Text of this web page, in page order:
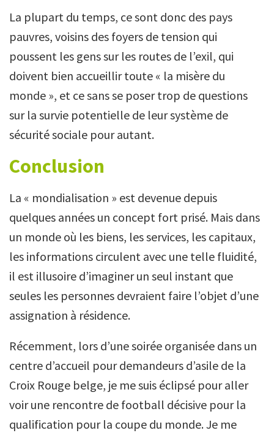
La plupart du temps, ce sont donc des pays
pauvres, voisins des foyers de tension qui
poussent les gens sur les routes de l’exil, qui
doivent bien accueillir toute « la misère du
monde », et ce sans se poser trop de questions
sur la survie potentielle de leur système de
sécurité sociale pour autant.
Conclusion
La « mondialisation » est devenue depuis
quelques années un concept fort prisé. Mais dans
un monde où les biens, les services, les capitaux,
les informations circulent avec une telle fluidité,
il est illusoire d’imaginer un seul instant que
seules les personnes devraient faire l’objet d’une
assignation à résidence.
Récemment, lors d’une soirée organisée dans un
centre d’accueil pour demandeurs d’asile de la
Croix Rouge belge, je me suis éclipsé pour aller
voir une rencontre de football décisive pour la
qualification pour la coupe du monde. Je me